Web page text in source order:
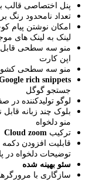
پنل اختصاصی قالب با
تعداد نامحدود رنگ
امکان نوشتن پیام
لینک به لینک های موجود
منو سه سطحی قابل
اپن کارت
منو سه سطحی کشویی
Google rich snippets
جستجو گوگل
لوگو تولیدکننده در
بلوک چند زبانه قابل
منو دلخواه
ترکیبCloud zoom با
قابلیت افزودن دکمه
توضیحات دلخواه در
سئو بهینه شده
سازگاری با مرورگرهای